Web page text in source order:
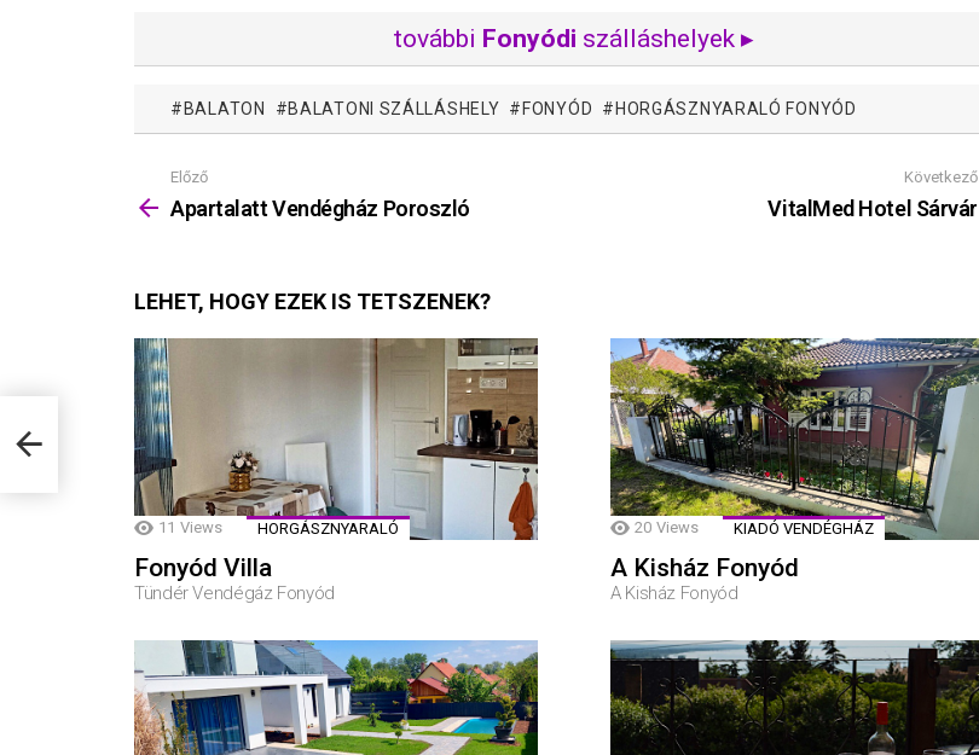
további Fonyódi szálláshelyek ▸
BALATON BALATONI SZÁLLÁSHELY FONYÓD HORGÁSZNYARALÓ FONYÓD
Mutass
többet
Előző
Apartalatt Vendégház Poroszló
Következő
VitalMed Hotel Sárvár
LEHET, HOGY EZEK IS TETSZENEK?
11 Views HORGÁSZNYARALÓ
Fonyód Villa
Tündér Vendégáz Fonyód
20 Views KIADÓ VENDÉGHÁZ
A Kisház Fonyód
A Kisház Fonyód